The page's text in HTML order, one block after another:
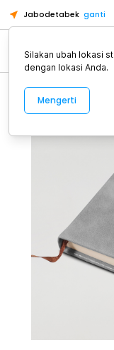
Jabodetabek ganti
Alat Kopi
Silakan ubah lokasi
dengan lokasi Anda.
Mengerti